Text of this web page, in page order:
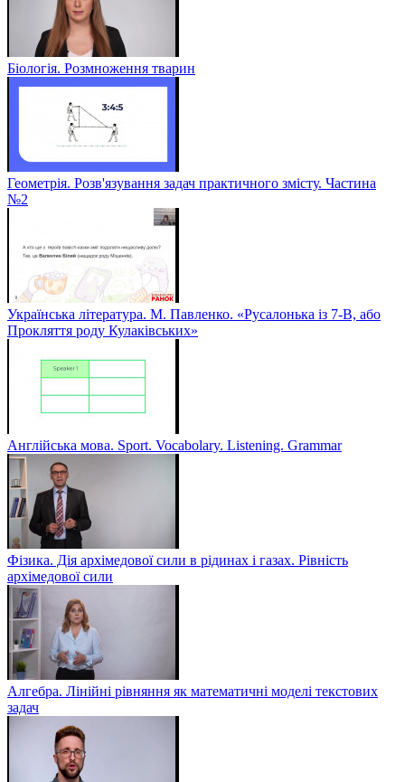
Біологія. Розмноження тварин
Геометрія. Розв'язування задач практичного змісту. Частина
№2
Українська література. М. Павленко. «Русалонька із 7-В, або
Прокляття роду Кулаківських»
Англійська мова. Sport. Vocabolary. Listening. Grammar
Фізика. Дія архімедової сили в рідинах і газах. Рівність
архімедової сили
Алгебра. Лінійні рівняння як математичні моделі текстових
задач